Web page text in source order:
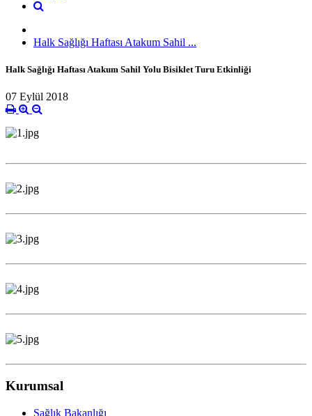
Halk Sağlığı Haftası Atakum Sahil ...
Halk Sağlığı Haftası Atakum Sahil Yolu Bisiklet Turu Etkinliği
07 Eylül 2018
Kurumsal
Sağlık Bakanlığı